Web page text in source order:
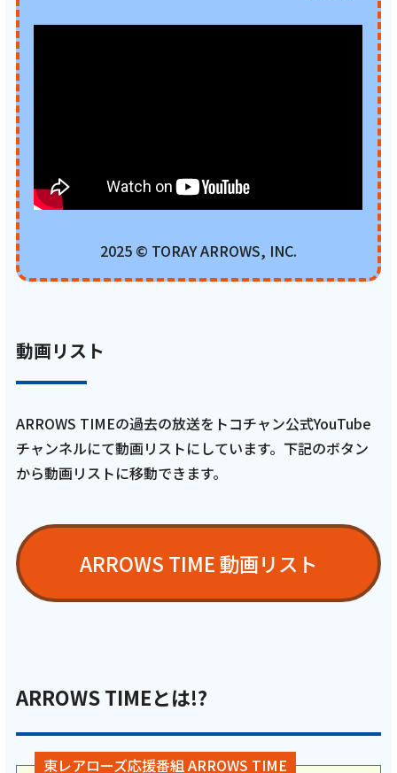
2025 © TORAY ARROWS, INC.
動画リスト
ARROWS TIMEの過去の放送をトコチャン公式YouTube
チャンネルにて動画リストにしています。下記のボタン
から動画リストに移動できます。
ARROWS TIME 動画リスト
ARROWS TIMEとは!?
東レアローズ応援番組 ARROWS TIME